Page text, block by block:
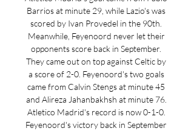
Barrios at minute 29, while Lazio's was
scored by Ivan Provedel in the 90th.
Meanwhile, Feyenoord never let their
opponents score back in September.
They came out on top against Celtic by
a score of 2-0. Feyenoord's two goals
came from Calvin Stengs at minute 45
and Alireza Jahanbakhsh at minute 76.
Atletico Madrid's record is now 0-1-0.
Feyenoord's victory back in September